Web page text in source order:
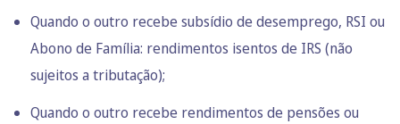
Quando o outro recebe subsídio de desemprego, RSI ou
Abono de Família: rendimentos isentos de IRS (não
sujeitos a tributação);
Quando o outro recebe rendimentos de pensões ou